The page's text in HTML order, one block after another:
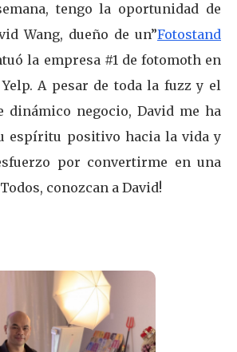
tengo la oportunidad de
Wang, dueño de un”Fotostand
la empresa #1 de fotomoth en
A pesar de toda la fuzz y el
dinámico negocio, David me ha
espíritu positivo hacia la vida y
por convertirme en una
conozcan a David!